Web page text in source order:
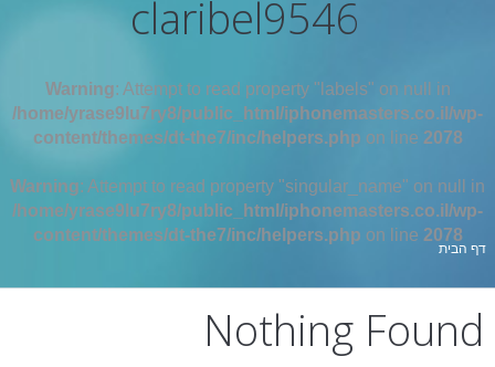
claribel9546
Warning: Attempt to read property "labels" on null in
/home/yrase9lu7ry8/public_html/iphonemasters.co.il/wp-
content/themes/dt-the7/inc/helpers.php on line 2078
Warning: Attempt to read property "singular_name" on null in
/home/yrase9lu7ry8/public_html/iphonemasters.co.il/wp-
content/themes/dt-the7/inc/helpers.php on line 2078
אתה כאן:
דף הבית
Nothing Found